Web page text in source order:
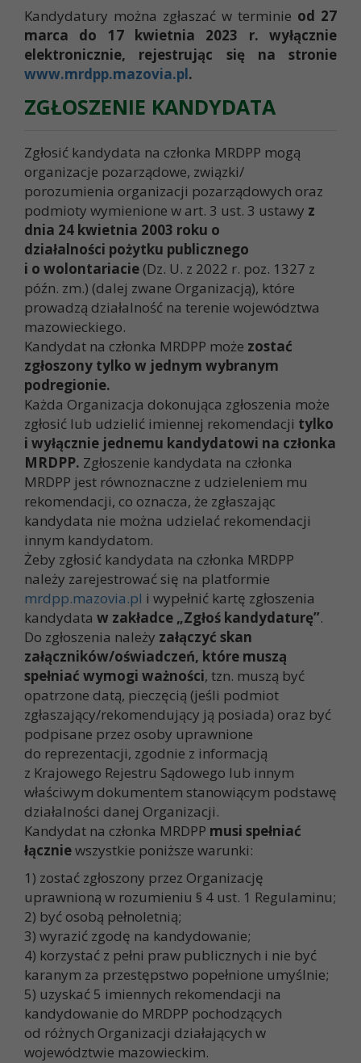
Kandydatury można zgłaszać w terminie od 27
marca do 17 kwietnia 2023 r. wyłącznie
elektronicznie, rejestrując się na stronie
www.mrdpp.mazovia.pl.
ZGŁOSZENIE KANDYDATA
Zgłosić kandydata na członka MRDPP mogą
organizacje pozarządowe, związki/
porozumienia organizacji pozarządowych oraz
podmioty wymienione w art. 3 ust. 3 ustawy z
dnia 24 kwietnia 2003 roku o
działalności pożytku publicznego
i o wolontariacie(Dz. U. z 2022 r. poz. 1327 z
późn. zm.) (dalej zwane Organizacją), które
prowadzą działalność na terenie województwa
mazowieckiego.
Kandydat na członka MRDPP może zostać
zgłoszony tylko w jednym wybranym
podregionie.
Każda Organizacja dokonująca zgłoszenia może
zgłosić lub udzielić imiennej rekomendacji tylko
i wyłącznie jednemu kandydatowi na członka
MRDPP. Zgłoszenie kandydata na członka
MRDPP jest równoznaczne z udzieleniem mu
rekomendacji, co oznacza, że zgłaszając
kandydata nie można udzielać rekomendacji
innym kandydatom.
Żeby zgłosić kandydata na członka MRDPP
należy zarejestrować się na platformie
mrdpp.mazovia.pl i wypełnić kartę zgłoszenia
kandydata w zakładce „Zgłoś kandydaturę”.
Do zgłoszenia należy załączyć skan
załączników/oświadczeń, które muszą
spełniać wymogi ważności, tzn. muszą być
opatrzone datą, pieczęcią (jeśli podmiot
zgłaszający/rekomendujący ją posiada) oraz być
podpisane przez osoby uprawnione
do reprezentacji, zgodnie z informacją
z Krajowego Rejestru Sądowego lub innym
właściwym dokumentem stanowiącym podstawę
działalności danej Organizacji.
Kandydat na członka MRDPP musi spełniać
łączniewszystkie poniższe warunki:
1) zostać zgłoszony przez Organizację
uprawnioną w rozumieniu § 4 ust. 1 Regulaminu;
2) być osobą pełnoletnią;
3) wyrazić zgodę na kandydowanie;
4) korzystać z pełni praw publicznych i nie być
karanym za przestępstwo popełnione umyślnie;
5) uzyskać 5 imiennych rekomendacji na
kandydowanie do MRDPP pochodzących
od różnych Organizacji działających w
województwie mazowieckim.